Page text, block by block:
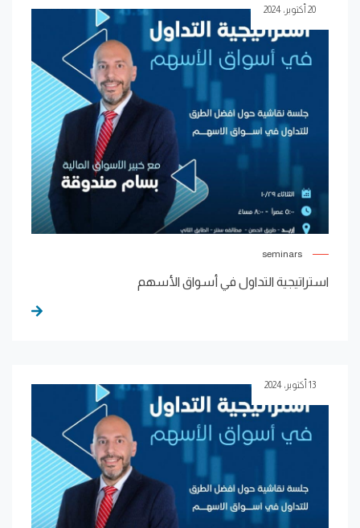
seminars
استراتيجية التداول في أسواق الأسهم
20 أكتوبر، 2024
13 أكتوبر، 2024